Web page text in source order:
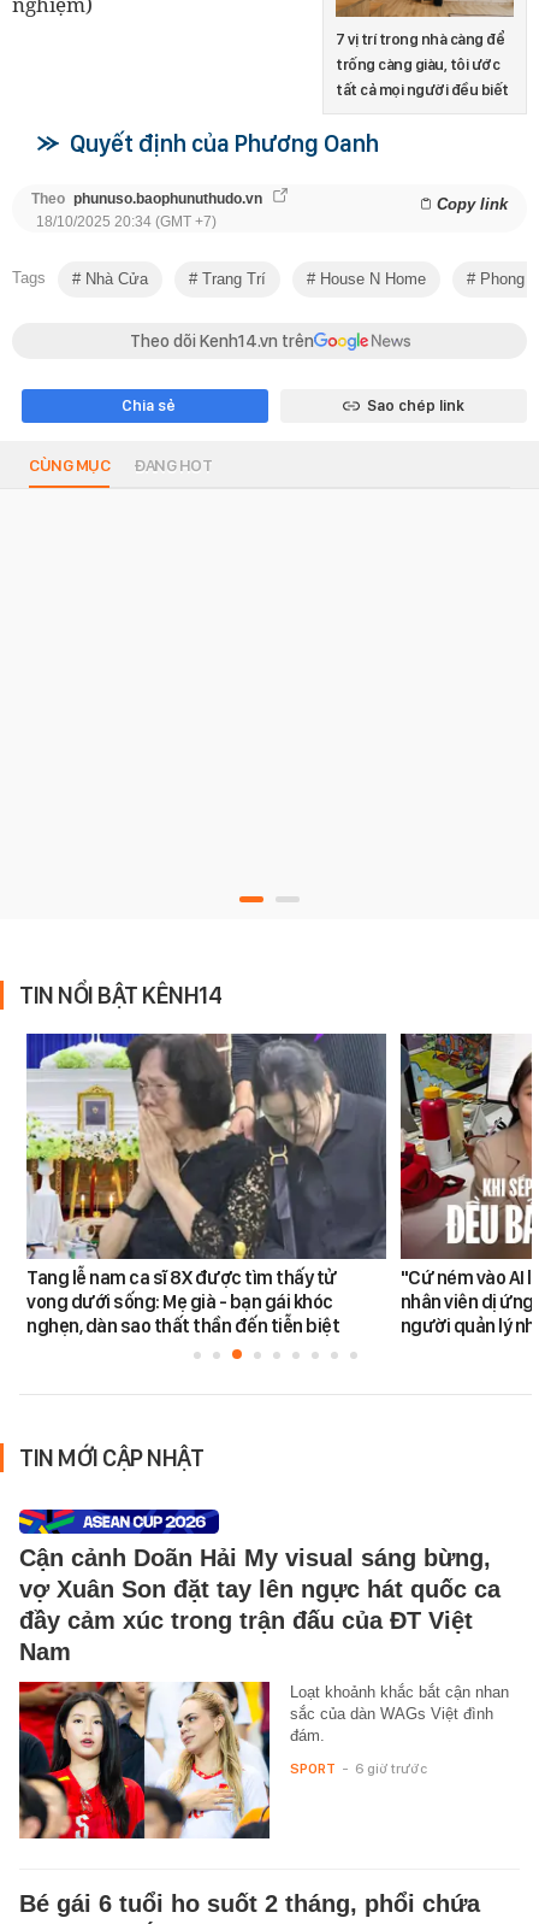
7 vị trí trong nhà càng để
trống càng giàu, tôi ước
tất cả mọi người đều biết
Quyết định của Phương Oanh
Theo phunuso.baophunuthudo.vn Copy link
18/10/2025 20:34 (GMT +7)
Tags Nhà Cửa Trang Trí House N Home Phong
Theo dõi Kenh14.vn trên
Chia sẻ Sao chép link
CÙNG MỤC ĐANG HOT
TIN NỔI BẬT KÊNH14
Tang lễ nam ca sĩ 8X được tìm thấy tử
vong dưới sống: Mẹ già - bạn gái khóc
nghẹn, dàn sao thất thần đến tiễn biệt
"Cứ ném vào AI
nhân viên dị ứng
người quản lý
TIN MỚI CẬP NHẬT
Cận cảnh Doãn Hải My visual sáng bừng,
vợ Xuân Son đặt tay lên ngực hát quốc ca
đầy cảm xúc trong trận đấu của ĐT Việt
Nam
Loạt khoảnh khắc bắt cận nhan
sắc của dàn WAGs Việt đình
đám.
SPORT - 6 giờ trước
Bé gái 6 tuổi ho suốt 2 tháng, phổi chứa